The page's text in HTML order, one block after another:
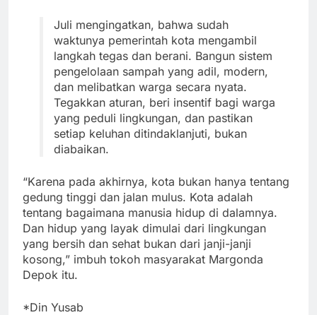
Juli mengingatkan, bahwa sudah
waktunya pemerintah kota mengambil
langkah tegas dan berani. Bangun sistem
pengelolaan sampah yang adil, modern,
dan melibatkan warga secara nyata.
Tegakkan aturan, beri insentif bagi warga
yang peduli lingkungan, dan pastikan
setiap keluhan ditindaklanjuti, bukan
diabaikan.
“Karena pada akhirnya, kota bukan hanya tentang
gedung tinggi dan jalan mulus. Kota adalah
tentang bagaimana manusia hidup di dalamnya.
Dan hidup yang layak dimulai dari lingkungan
yang bersih dan sehat bukan dari janji-janji
kosong,” imbuh tokoh masyarakat Margonda
Depok itu.
*Din Yusab